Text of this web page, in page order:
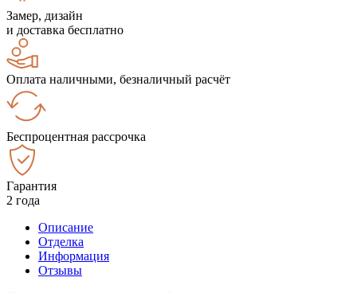
Замер, дизайн
и доставка бесплатно
Оплата наличными, безналичный расчёт
Беспроцентная рассрочка
Гарантия
2 года
Описание
Отделка
Информация
Отзывы